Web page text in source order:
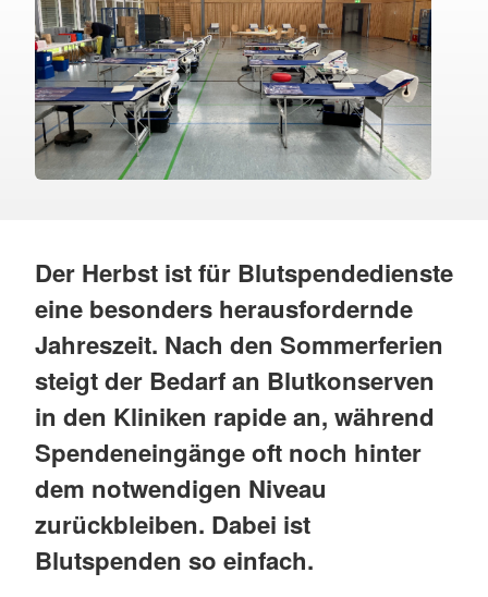
Der Herbst ist für Blutspendedienste
eine besonders herausfordernde
Jahreszeit. Nach den Sommerferien
steigt der Bedarf an Blutkonserven
in den Kliniken rapide an, während
Spendeneingänge oft noch hinter
dem notwendigen Niveau
zurückbleiben. Dabei ist
Blutspenden so einfach.